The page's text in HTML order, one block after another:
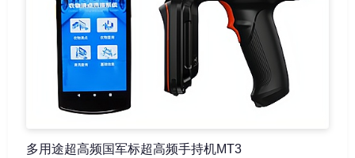
多用途超高频国军标超高频手持机MT3